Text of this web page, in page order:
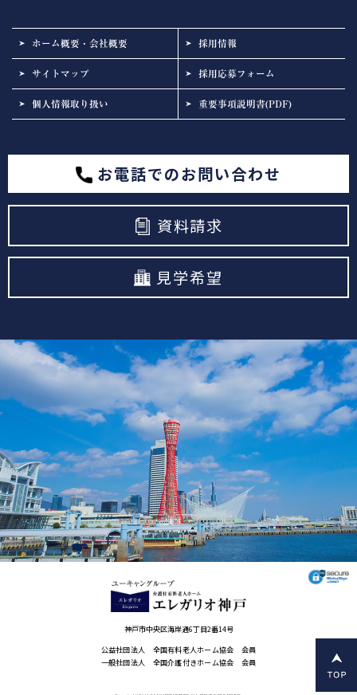
ホーム概要・会社概要 採用情報
サイトマップ 採用応募フォーム
個人情報取り扱い 重要事項説明書(PDF)
お電話でのお問い合わせ
資料請求
見学希望
神戸市中央区海岸通6丁目2番14号
公益社団法人 全国有料老人ホーム協会 会員
一般社団法人 全国介護付きホーム協会 会員